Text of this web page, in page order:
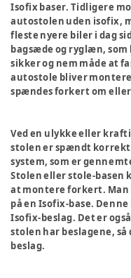
Isofix baser. Tidligere
autostolen uden isofix,
fleste nyere biler i dag
bagsæde og ryglæn, som
sikker og nem måde at
autostole bliver
spændes forkert om
Ved en ulykke eller
stolen er spændt
system, som er
Stolen eller stole-basen
at montere forkert. Man
på en Isofix-base.
Isofix-beslag. Det er
stolen har beslagene,
beslag.